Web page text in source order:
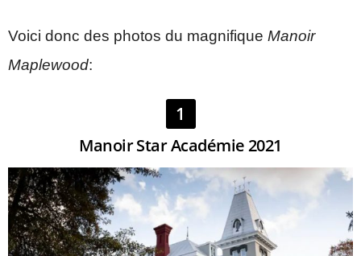
Voici donc des photos du magnifique Manoir
Maplewood:
1
Manoir Star Académie 2021